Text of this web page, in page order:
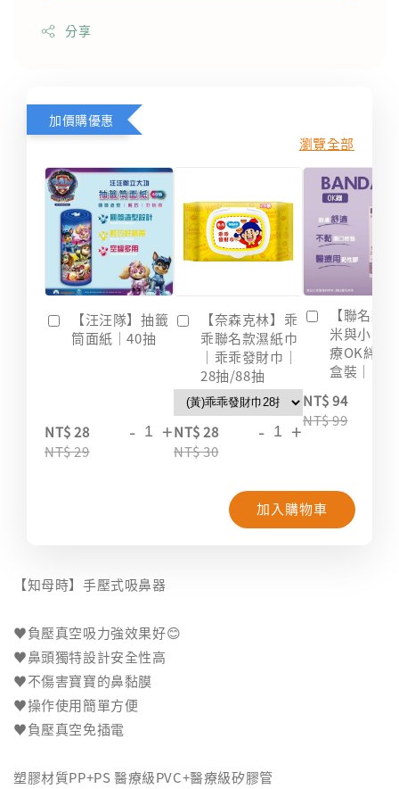
分享
加價購優惠
瀏覽全部
【汪汪隊】抽籤
筒面紙｜40抽
NT$ 28
NT$ 29
- +
【奈森克林】乖
乖聯名款濕紙巾
｜乖乖發財巾｜
28抽/88抽
NT$ 28
NT$ 30
- +
【聯名款
米與小惡
療OK絆｜
盒裝｜台
NT$ 94
NT$ 99
加入購物車
【知母時】手壓式吸鼻器
♥負壓真空吸力強效果好😊
♥鼻頭獨特設計安全性高
♥不傷害寶寶的鼻黏膜
♥操作使用簡單方便
♥負壓真空免插電
塑膠材質PP+PS 醫療級PVC+醫療級矽膠管